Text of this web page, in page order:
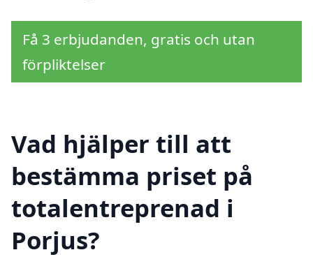
Få 3 erbjudanden, gratis och utan
förpliktelser
Vad hjälper till att
bestämma priset på
totalentreprenad i
Porjus?